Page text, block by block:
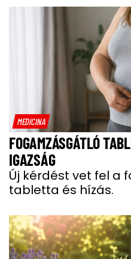
MEDICINA
FOGAMZÁSGÁTLÓ
IGAZSÁG
Új kérdést vet fel a
tabletta és hízás.